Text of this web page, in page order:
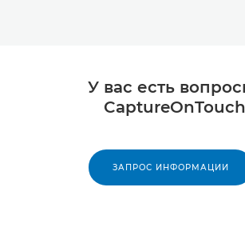
У вас есть
ЗАПРОС ИНФОРМАЦИИ